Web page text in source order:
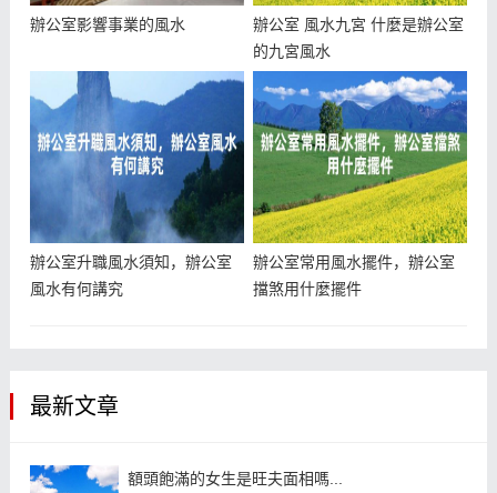
辦公室影響事業的風水
辦公室 風水九宮 什麼是辦公室
的九宮風水
辦公室升職風水須知，辦公室
風水有何講究
辦公室常用風水擺件，辦公室
擋煞用什麼擺件
最新文章
額頭飽滿的女生是旺夫面相嗎...